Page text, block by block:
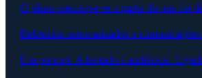
O plano reescreve-se a partir do que foi
Relatórios automatizados e
Um prompt. Adaptado à audiência.